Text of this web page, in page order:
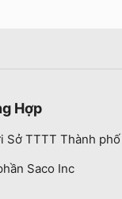
Hợp
Sở TTTT Thành
Saco Inc